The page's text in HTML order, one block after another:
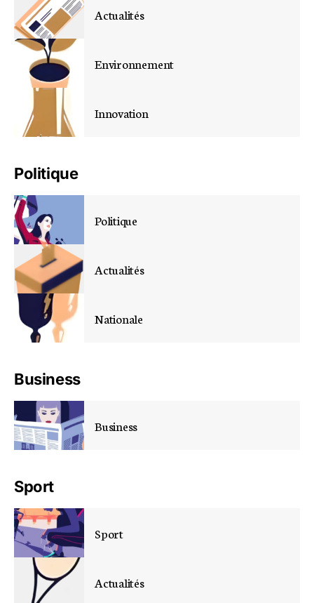
Actualités
Environnement
Innovation
Politique
Politique
Actualités
Nationale
Business
Business
Sport
Sport
Actualités